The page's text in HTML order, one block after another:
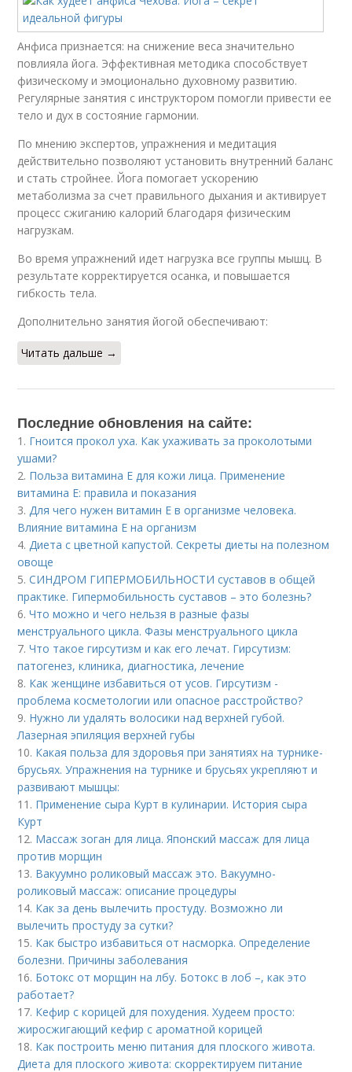
Анфиса признается: на снижение веса значительно
повлияла йога. Эффективная методика способствует
физическому и эмоционально духовному развитию.
Регулярные занятия с инструктором помогли привести ее
тело и дух в состояние гармонии.
По мнению экспертов, упражнения и медитация
действительно позволяют установить внутренний баланс
и стать стройнее. Йога помогает ускорению
метаболизма за счет правильного дыхания и активирует
процесс сжиганию калорий благодаря физическим
нагрузкам.
Во время упражнений идет нагрузка все группы мышц. В
результате корректируется осанка, и повышается
гибкость тела.
Дополнительно занятия йогой обеспечивают:
Читать дальше →
Последние обновления на сайте:
1. Гноится прокол уха. Как ухаживать за проколотыми
ушами?
2. Польза витамина Е для кожи лица. Применение
витамина E: правила и показания
3. Для чего нужен витамин Е в организме человека.
Влияние витамина E на организм
4. Диета с цветной капустой. Секреты диеты на полезном
овоще
5.СИНДРОМ ГИПЕРМОБИЛЬНОСТИ суставов в общей
практике. Гипермобильность суставов – это болезнь?
6.Что можно и чего нельзя в разные фазы
менструального цикла. Фазы менструального цикла
7.Что такое гирсутизм и как его лечат. Гирсутизм:
патогенез, клиника, диагностика, лечение
8. Как женщине избавиться от усов. Гирсутизм -
проблема косметологии или опасное расстройство?
9. Нужно ли удалять волосики над верхней губой.
Лазерная эпиляция верхней губы
10. Какая польза для здоровья при занятиях на турнике-
брусьях. Упражнения на турнике и брусьях укрепляют и
развивают мышцы:
11. Применение сыра Курт в кулинарии. История сыра
Курт
12. Массаж зоган для лица. Японский массаж для лица
против морщин
13. Вакуумно роликовый массаж это. Вакуумно-
роликовый массаж: описание процедуры
14. Как за день вылечить простуду. Возможно ли
вылечить простуду за сутки?
15. Как быстро избавиться от насморка. Определение
болезни. Причины заболевания
16. Ботокс от морщин на лбу. Ботокс в лоб –, как это
работает?
17. Кефир с корицей для похудения. Худеем просто:
жиросжигающий кефир с ароматной корицей
18. Как построить меню питания для плоского живота.
Диета для плоского живота: скорректируем питание